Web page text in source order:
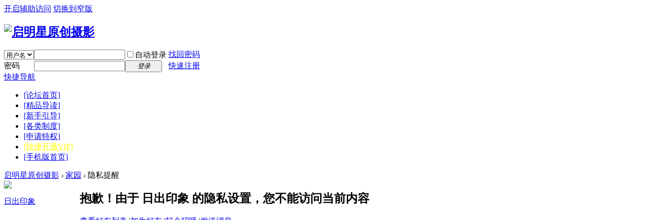
开启辅助访问 切换到窄版
自动登录 找回密码
密码
登录
快速注册
快捷导航
[论坛首页]
[精品导读]
[新手引导]
[各类制度]
[申请特权]
[快捷开通VIP]
[手机版首页]
启明星原创摄影 › 家园 › 隐私提醒
日出印象 抱歉！由于 日出印象 的隐私设置，您不能访问当前内容